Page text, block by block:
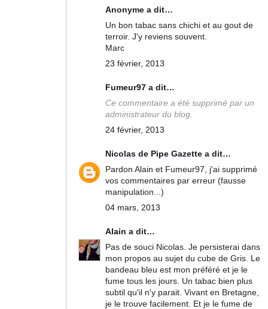
Anonyme a dit…
Un bon tabac sans chichi et au gout de
terroir. J'y reviens souvent.
Marc
23 février, 2013
Fumeur97 a dit…
Ce commentaire a été supprimé par un
administrateur du blog.
24 février, 2013
Nicolas de Pipe Gazette a dit…
Pardon Alain et Fumeur97, j'ai supprimé
vos commentaires par erreur (fausse
manipulation...)
04 mars, 2013
Alain a dit…
Pas de souci Nicolas. Je persisterai dans
mon propos au sujet du cube de Gris. Le
bandeau bleu est mon préféré et je le
fume tous les jours. Un tabac bien plus
subtil qu'il n'y parait. Vivant en Bretagne,
je le trouve facilement. Et je le fume de